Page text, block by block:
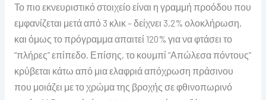
Το πιο εκνευριστικό στοιχείο είναι η γραμμή προόδου που
εμφανίζεται μετά από 3 κλικ – δείχνει 3,2% ολοκλήρωση,
και όμως το πρόγραμμα απαιτεί 120% για να φτάσει το
“πλήρες” επίπεδο. Επίσης, το κουμπί “Απώλεσα πόντους”
κρύβεται κάτω από μια ελαφριά απόχρωση πράσινου
που μοιάζει με το χρώμα της βροχής σε φθινοπωρινό